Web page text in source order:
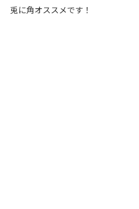
兎に角オススメです！